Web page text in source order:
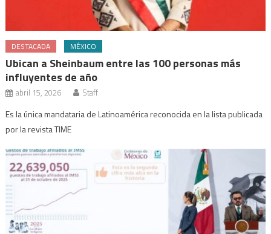
DESTACADA MÉXICO
Ubican a Sheinbaum entre las 100 personas más
influyentes de año
abril 15, 2026 Staff
Es la única mandataria de Latinoamérica reconocida en la lista publicada
por la revista TIME